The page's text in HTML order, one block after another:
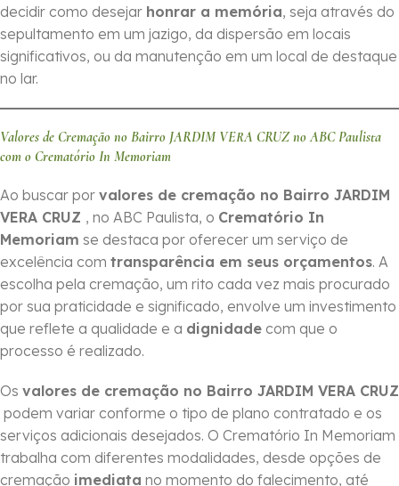
decidir como desejar honrar a memória, seja através do
sepultamento em um jazigo, da dispersão em locais
significativos, ou da manutenção em um local de destaque
no lar.
Valores de Cremação no Bairro JARDIM VERA CRUZ no ABC Paulista
com o Crematório In Memoriam
Ao buscar por valores de cremação no Bairro JARDIM
VERA CRUZ , no ABC Paulista, o Crematório In
Memoriam se destaca por oferecer um serviço de
excelência com transparência em seus orçamentos. A
escolha pela cremação, um rito cada vez mais procurado
por sua praticidade e significado, envolve um investimento
que reflete a qualidade e a dignidade com que o
processo é realizado.
Os valores de cremação no Bairro JARDIM VERA CRUZ
podem variar conforme o tipo de plano contratado e os
serviços adicionais desejados. O Crematório In Memoriam
trabalha com diferentes modalidades, desde opções de
cremação imediata no momento do falecimento, até